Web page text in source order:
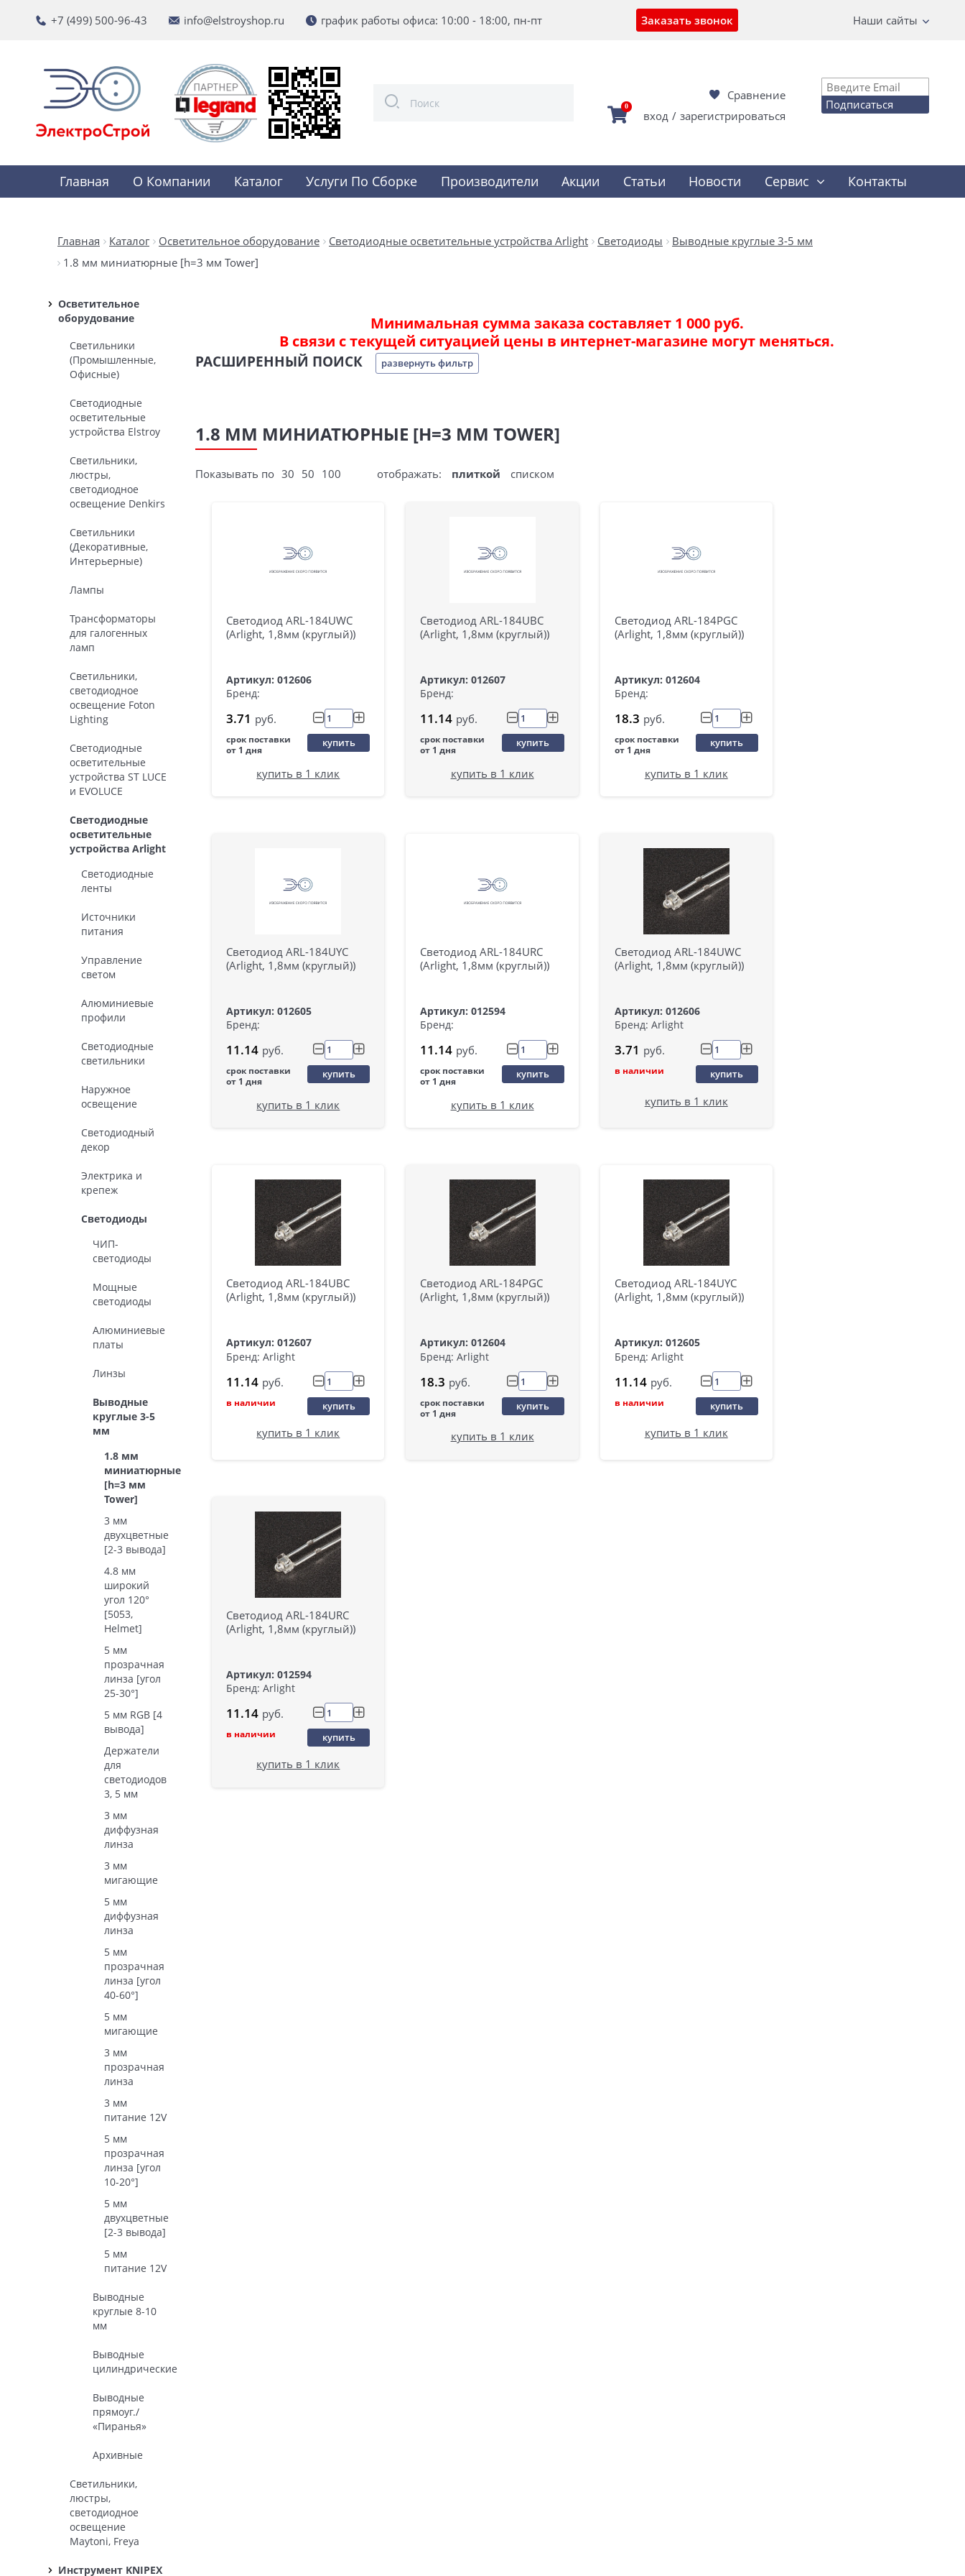
+7 (499) 500-96-43 info@elstroyshop.ru график работы офиса: 10:00 - 18:00, пн-пт Заказать звонок Наши сайты
Сравнение
0
вход / зарегистрироваться
Подписаться
Главная О Компании Каталог Услуги По Сборке Производители Акции Статьи Новости Сервис Контакты
Главная Каталог Осветительное оборудование Светодиодные осветительные устройства Arlight Светодиоды
Выводные круглые 3-5 мм
1.8 мм миниатюрные [h=3 мм Tower]
Осветительное
оборудование
Светильники
(Промышленные,
Офисные)
Светодиодные
осветительные
устройства Elstroy
Светильники,
люстры,
светодиодное
освещение Denkirs
Светильники
(Декоративные,
Интерьерные)
Лампы
Трансформаторы
для галогенных
ламп
Светильники,
светодиодное
освещение Foton
Lighting
Светодиодные
осветительные
устройства ST LUCE
и EVOLUCE
Светодиодные
осветительные
устройства Arlight
Светодиодные
ленты
Источники
питания
Управление
светом
Алюминиевые
профили
Светодиодные
светильники
Наружное
освещение
Светодиодный
декор
Электрика и
крепеж
Светодиоды
ЧИП-
светодиоды
Мощные
светодиоды
Алюминиевые
платы
Линзы
Выводные
круглые 3-5
мм
1.8 мм
миниатюрные
[h=3 мм
Tower]
3 мм
двухцветные
[2-3 вывода]
4.8 мм
широкий
угол 120°
[5053,
Helmet]
5 мм
прозрачная
линза [угол
25-30°]
5 мм RGB [4
вывода]
Держатели
для
светодиодов
3, 5 мм
3 мм
диффузная
линза
3 мм
мигающие
5 мм
диффузная
линза
5 мм
прозрачная
линза [угол
40-60°]
5 мм
мигающие
3 мм
прозрачная
линза
3 мм
питание 12V
5 мм
прозрачная
линза [угол
10-20°]
5 мм
двухцветные
[2-3 вывода]
5 мм
питание 12V
Выводные
круглые 8-10
мм
Выводные
цилиндрические
Выводные
прямоуг./
«Пиранья»
Архивные
Светильники,
люстры,
светодиодное
освещение
Maytoni, Freya
Инструмент KNIPEX
Минимальная сумма заказа составляет 1 000 руб.
В связи с текущей ситуацией цены в интернет-магазине могут меняться.
РАСШИРЕННЫЙ ПОИСК развернуть фильтр
1.8 ММ МИНИАТЮРНЫЕ [H=3 ММ TOWER]
Показывать по 30 50 100 отображать: плиткой списком
Светодиод ARL-184UWC
(Arlight, 1,8мм (круглый))
Артикул: 012606
Бренд:
3.71 руб.
срок поставки
от 1 дня
купить
купить в 1 клик
Светодиод ARL-184UBC
(Arlight, 1,8мм (круглый))
Артикул: 012607
Бренд:
11.14 руб.
срок поставки
от 1 дня
купить
купить в 1 клик
Светодиод ARL-184PGC
(Arlight, 1,8мм (круглый))
Артикул: 012604
Бренд:
18.3 руб.
срок поставки
от 1 дня
купить
купить в 1 клик
Светодиод ARL-184UYC
(Arlight, 1,8мм (круглый))
Артикул: 012605
Бренд:
11.14 руб.
срок поставки
от 1 дня
купить
купить в 1 клик
Светодиод ARL-184URC
(Arlight, 1,8мм (круглый))
Артикул: 012594
Бренд:
11.14 руб.
срок поставки
от 1 дня
купить
купить в 1 клик
Светодиод ARL-184UWC
(Arlight, 1,8мм (круглый))
Артикул: 012606
Бренд: Arlight
3.71 руб.
в наличии купить
купить в 1 клик
Светодиод ARL-184UBC
(Arlight, 1,8мм (круглый))
Артикул: 012607
Бренд: Arlight
11.14 руб.
в наличии купить
купить в 1 клик
Светодиод ARL-184PGC
(Arlight, 1,8мм (круглый))
Артикул: 012604
Бренд: Arlight
18.3 руб.
срок поставки
от 1 дня
купить
купить в 1 клик
Светодиод ARL-184UYC
(Arlight, 1,8мм (круглый))
Артикул: 012605
Бренд: Arlight
11.14 руб.
в наличии купить
купить в 1 клик
Светодиод ARL-184URC
(Arlight, 1,8мм (круглый))
Артикул: 012594
Бренд: Arlight
11.14 руб.
в наличии купить
купить в 1 клик